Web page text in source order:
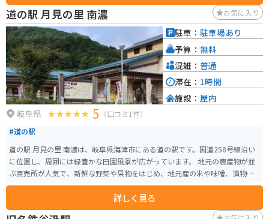
道の駅 月見の里 南濃 お気に入り
岐阜県 5 （口コミ1件）
#道の駅
道の駅 月見の里 南濃は、岐阜県海津市にある道の駅です。国道258号線沿い
に位置し、周囲には緑豊かな田園風景が広がっています。 地元の農産物が並
ぶ直売所が人気で、新鮮な野菜や果物をはじめ、地元産の米や味噌、漬物な
どが販売されています。 レストランでは、地元食材を使った料理を楽しむこ
とができ、中でも、地元産の豚肉を使った「南濃とんちゃん」はおすすめで
す。 バイクで訪れる場合、道の駅には広い駐車場が完備されているので安心
詳しく見る
駐車： 駐車場あり
予算： 無料
混雑： 普通
滞在： 1時間
施設： 屋内